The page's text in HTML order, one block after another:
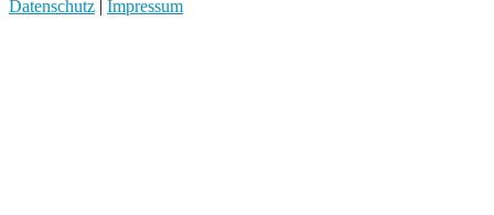
Datenschutz | Impressum